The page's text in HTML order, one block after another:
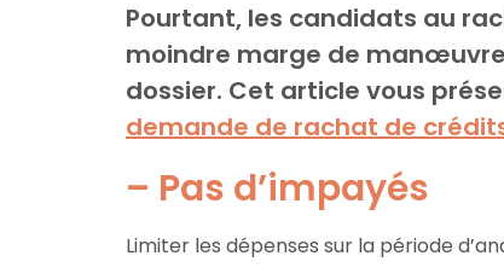
Pourtant, les candidats au
moindre marge de
dossier. Cet article vous
demande de rachat de
– Pas d’impayés
Limiter les dépenses sur la période